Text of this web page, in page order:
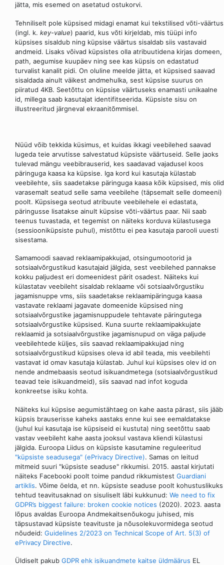
jätta, mis esemed on asetatud ostukorvi.
Tehniliselt pole küpsised midagi enamat kui tekstilised võti-väärtus
(ingl. k. key-value) paarid, kus võti kirjeldab, mis tüüpi info
küpsises sisaldub ning küpsise väärtus sisaldab siis vastavaid
andmeid. Lisaks võivad küpsistes olla atribuutidena kirjas domeen,
path, aegumise kuupäev ning see kas küpsis on edastatud
turvalist kanalit pidi. On oluline meelde jätta, et küpsised saavad
sisaldada ainult väikest andmehulka, sest küpsise suurus on
piiratud 4KB. Seetõttu on küpsise väärtuseks enamasti unikaalne
id, millega saab kasutajat identifitseerida. Küpsiste sisu on
illustreeritud järgneval ekraanitõmmisel.
Nüüd võib tekkida küsimus, et kuidas ikkagi veebilehed saavad
lugeda teie arvutisse salvestatud küpsiste väärtuseid. Selle jaoks
tulevad mängu veebibrauserid, kes saadavad vajadusel koos
päringuga kaasa ka küpsise. Iga kord kui kasutaja külastab
veebilehte, siis saadetakse päringuga kaasa kõik küpsised, mis olid
varasemalt seatud selle sama veebilehe (täpsemalt selle domeeni)
poolt. Küpsisega seotud atribuute veebilehele ei edastata,
päringusse lisatakse ainult küpsise võti-väärtus paar. Nii saab
teenus tuvastada, et tegemist on näiteks korduva külastusega
(sessiooniküpsiste puhul), mistõttu ei pea kasutaja parooli uuesti
sisestama.
Samamoodi saavad reklaamipakkujad, otsingumootorid ja
sotsiaalvõrgustikud kasutajaid jälgida, sest veebilehed pannakse
kokku paljudest eri domeenidest pärit osadest. Näiteks kui
külastatav veebileht sisaldab reklaame või sotsiaalvõrgustiku
jagamisnuppe vms, siis saadetakse reklaamipäringuga kaasa
vastavate reklaami jagavate domeenide küpsised ning
sotsiaalvõrgustike jagamisnuppudele tehtavate päringutega
sotsiaalvõrgustike küpsised. Kuna suurte reklaamipakkujate
reklaamid ja sotsiaalvõrgustike jagamisnupud on väga paljude
veebilehtede küljes, siis saavad reklaamipakkujad ning
sotsiaalvõrgustikud küpsises oleva id abil teada, mis veebilehti
vastavat id omav kasutaja külastab. Juhul kui küpsises olev id on
nende andmebaasis seotud isikuandmetega (sotsiaalvõrgustikud
teavad teie isikuandmeid), siis saavad nad infot koguda
konkreetse isiku kohta.
Näiteks kui küpsise aegumistähtaeg on kahe aasta pärast, siis jääb
küpsis brauserisse kaheks aastaks enne kui see eemaldatakse
(juhul kui kasutaja ise küpsiseid ei kustuta) ning seetõttu saab
vastav veebileht kahe aasta jooksul vastava kliendi külastusi
jälgida. Euroopa Liidus on küpsiste kasutamine reguleeritud
"küpsiste seadusega" (ePrivacy Directive). Samas on leitud
mitmeid suuri "küpsiste seaduse" rikkumisi. 2015. aastal kirjutati
näiteks Facebooki poolt toime pandud rikkumistest Guardiani
artiklis. Võime öelda, et nn. küpsiste seaduse poolt kohustuslikuks
tehtud teavitusaknad on sisuliselt läbi kukkunud: We need to fix
GDPR’s biggest failure: broken cookie notices (2020). 2023. aasta
lõpus avaldas Euroopa Andmekaitsenõukogu juhised, mis
täpsustavad küpsiste teavituste ja nõusolekuvormidega seotud
nõudeid: Guidelines 2/2023 on Technical Scope of Art. 5(3) of
ePrivacy Directive.
Üldiselt pakub GDPR ehk isikuandmete kaitse üldmäärus EL